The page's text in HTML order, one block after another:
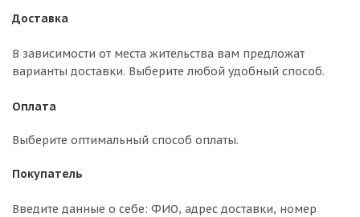
Доставка
В зависимости от места жительства вам предложат
варианты доставки. Выберите любой удобный способ.
Оплата
Выберите оптимальный способ оплаты.
Покупатель
Введите данные о себе: ФИО, адрес доставки, номер